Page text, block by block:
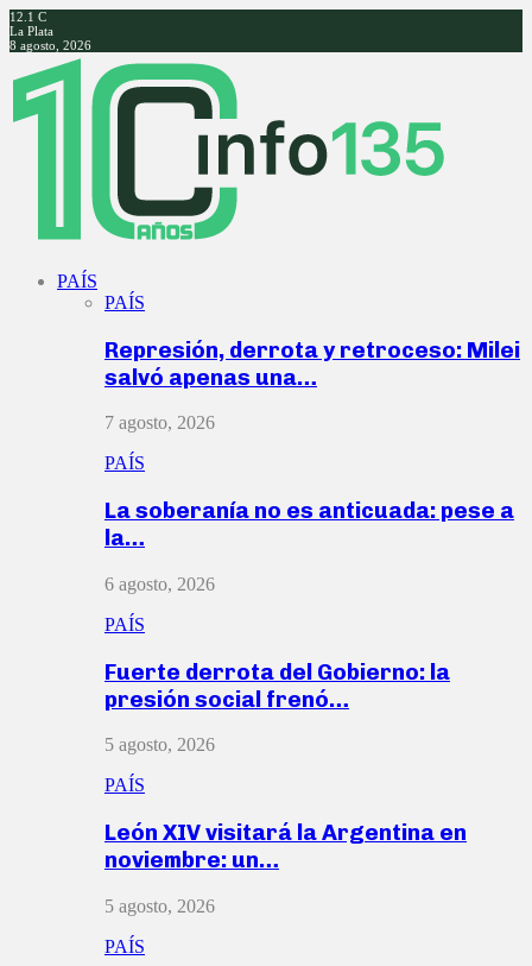
12.1 C
La Plata
8 agosto, 2026
Facebook
Twitter
Instagram
Youtube
PAÍS
PAÍS
Represión, derrota y retroceso: Milei
salvó apenas una…
7 agosto, 2026
PAÍS
La soberanía no es anticuada: pese a
la…
6 agosto, 2026
PAÍS
Fuerte derrota del Gobierno: la
presión social frenó…
5 agosto, 2026
PAÍS
León XIV visitará la Argentina en
noviembre: un…
5 agosto, 2026
PAÍS